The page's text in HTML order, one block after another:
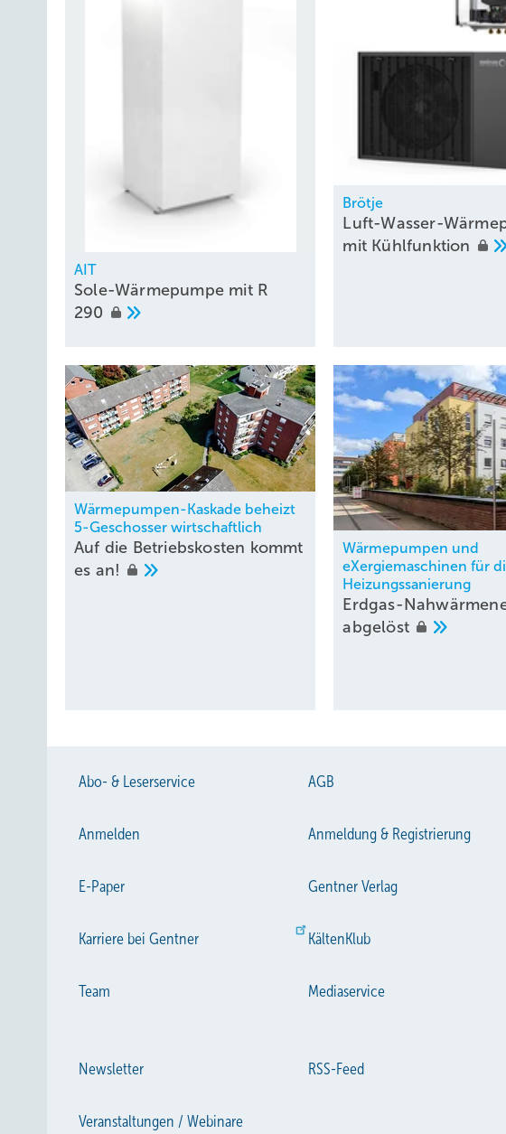
AIT
Sole-Wärmepumpe mit R
290
Brötje
Luft-Wasser-
mit Kühlfunktion
Wärmepumpen-Kaskade beheizt
5-Geschosser wirtschaftlich
Auf die Betriebskosten kommt
es an!
Wärmepumpen und
eXergiemaschinen für
Heizungssanierung
Erdgas-
abgelöst
Abo- & Leserservice AGB
Anmelden Anmeldung & Registrierung
E-Paper Gentner Verlag
Karriere bei Gentner KältenKlub
Team Mediaservice
Newsletter RSS-Feed
Veranstaltungen / Webinare